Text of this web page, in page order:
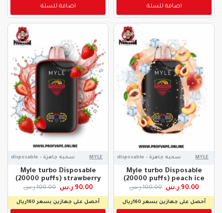
اضافة للسلة اضافة للسلة
MYLE سحبه جاهزة - disposable
Myle turbo Disposable
(20000 puffs) peach ice
90.00 ر.س 100.00 ر.س
أحصل على جهازين بسعر 160ريال
MYLE سحبه جاهزة - disposable
Myle turbo Disposable
(20000 puffs) strawberry
90.00 ر.س 100.00 ر.س
أحصل على جهازين بسعر 160ريال